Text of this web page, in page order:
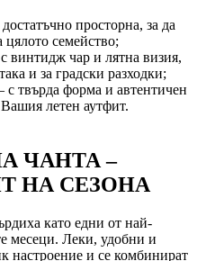
просторна, за да
семейство;
винтидж чар и лятна визия,
и за градски разходки;
с твърда форма и автентичен
летен аутфит.
ЧАНТА –
НА СЕЗОНА
като едни от най-
месеци. Леки, удобни и
настроение и се комбинират